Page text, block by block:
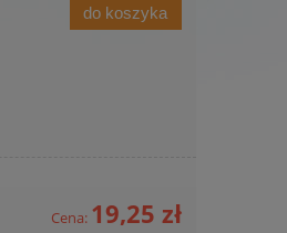
do koszyka
Cena: 19,25 zł